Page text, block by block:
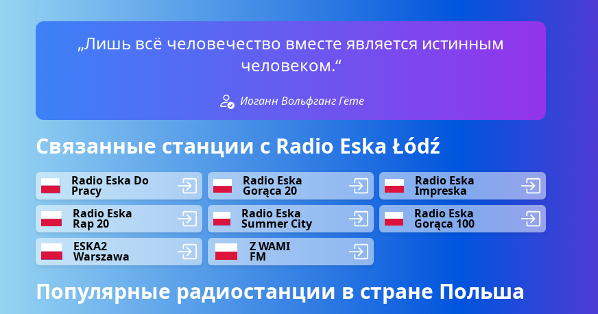
„Лишь всё человечество вместе является истинным
человеком.“
Иоганн Вольфганг Гёте
Связанные станции с Radio Eska Łódź
Radio Eska Do
Pracy
Radio Eska
Gorąca 20
Radio Eska
Impreska
Radio Eska
Rap 20
Radio Eska
Summer City
Radio Eska
Gorąca 100
ESKA2
Warszawa
Z WAMI
FM
Популярные радиостанции в стране Польша